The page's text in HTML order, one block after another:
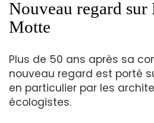
Nouveau regard sur
Motte
Plus de 50 ans après sa
nouveau regard est porté
en particulier par les
écologistes.